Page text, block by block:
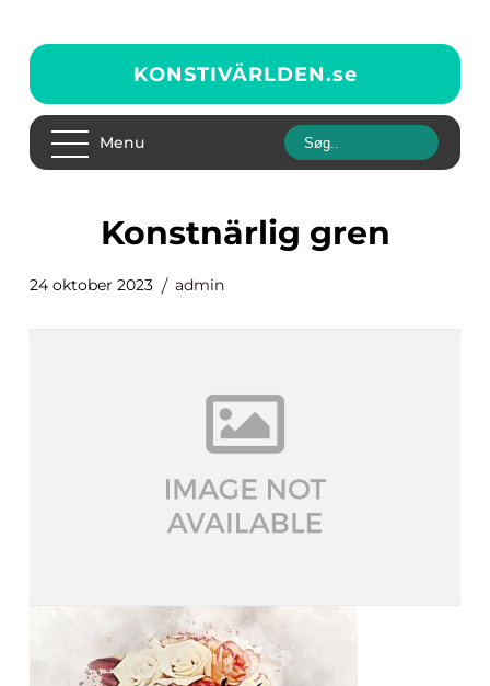
KONSTIVÄRLDEN.se
Menu
konstnärlig gren
24 oktober 2023 admin